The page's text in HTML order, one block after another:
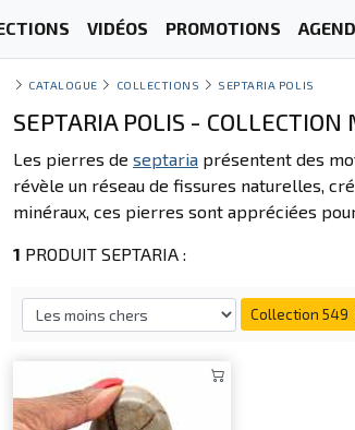
VIDÉOS PROMOTIONS
CATALOGUE COLLECTIONS SEPTARIA POLIS
SEPTARIA POLIS - COLLECTION
Les pierres de septaria présentent des
révèle un réseau de fissures naturelles,
minéraux, ces pierres sont appréciées
1 PRODUIT SEPTARIA :
Collection 549